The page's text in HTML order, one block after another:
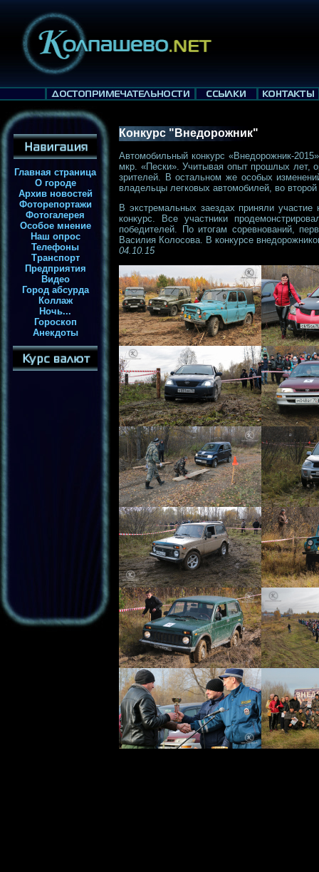
Главная страница
О городе
Архив новостей
Фоторепортажи
Фотогалерея
Особое мнение
Наш опрос
Телефоны
Транспорт
Предприятия
Видео
Город абсурда
Коллаж
Ночь...
Гороскоп
Анекдоты
Конкурс "Внедорожник"
Автомобильный конкурс «Внедорожник-
мкр. «Пески». Учитывая опыт прошлых лет,
зрителей. В остальном же особых
владельцы легковых автомобилей, во
В экстремальных заездах приняли
конкурс. Все участники
победителей. По итогам соревнований,
Василия Колосова. В конкурсе
04.10.15